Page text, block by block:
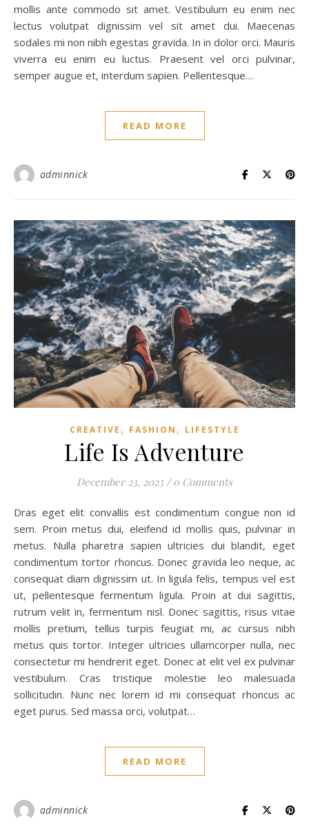
mollis ante commodo sit amet. Vestibulum eu enim nec
lectus volutpat dignissim vel sit amet dui. Maecenas
sodales mi non nibh egestas gravida. In in dolor orci. Mauris
viverra eu enim eu luctus. Praesent vel orci pulvinar,
semper augue et, interdum sapien. Pellentesque…
READ MORE
adminnick
CREATIVE , FASHION , LIFESTYLE
Life Is Adventure
December 23, 2023 / 0 Comments
Dras eget elit convallis est condimentum congue non id
sem. Proin metus dui, eleifend id mollis quis, pulvinar in
metus. Nulla pharetra sapien ultricies dui blandit, eget
condimentum tortor rhoncus. Donec gravida leo neque, ac
consequat diam dignissim ut. In ligula felis, tempus vel est
ut, pellentesque fermentum ligula. Proin at dui sagittis,
rutrum velit in, fermentum nisl. Donec sagittis, risus vitae
mollis pretium, tellus turpis feugiat mi, ac cursus nibh
metus quis tortor. Integer ultricies ullamcorper nulla, nec
consectetur mi hendrerit eget. Donec at elit vel ex pulvinar
vestibulum. Cras tristique molestie leo malesuada
sollicitudin. Nunc nec lorem id mi consequat rhoncus ac
eget purus. Sed massa orci, volutpat…
READ MORE
adminnick